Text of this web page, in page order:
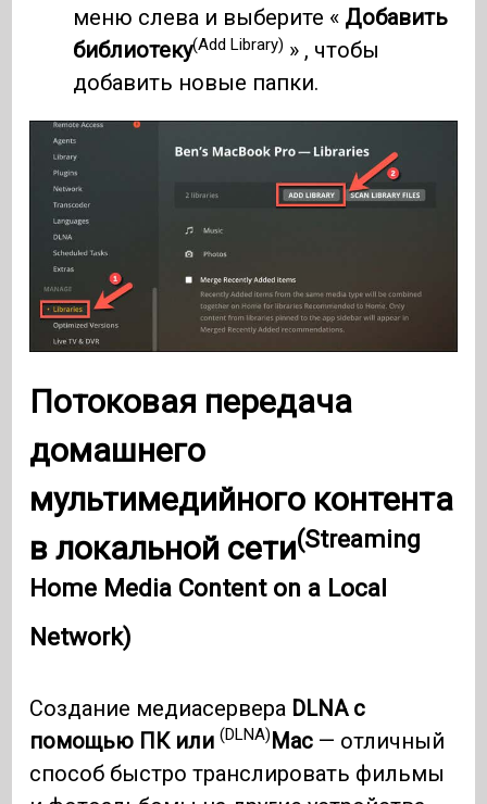
меню слева и выберите « Добавить
библиотеку(Add Library) » , чтобы
добавить новые папки.
Потоковая передача
домашнего
мультимедийного контента
в локальной сети(Streaming
Home Media Content on a Local
Network)
Создание медиасервера DLNA с
помощью ПК или(DLNA) Mac — отличный
способ быстро транслировать фильмы